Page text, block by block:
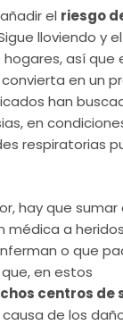
el riesgo
lloviendo y
así que
en un
han
en
respiratorias
hay que
médica a
o que
en estos
centros de
de los